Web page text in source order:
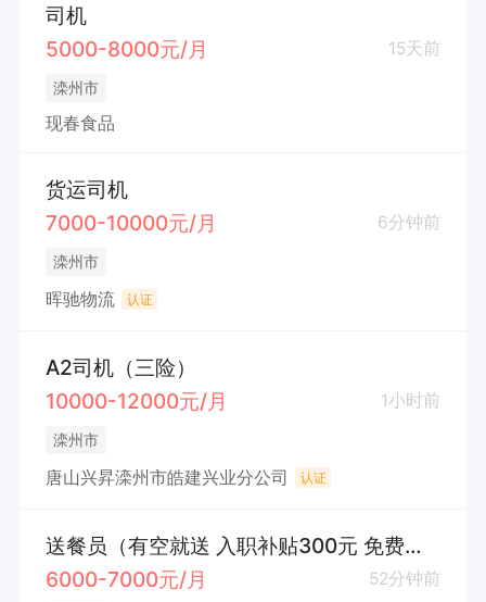
司机
5000-8000元/月
15天前
滦州市
现春食品
货运司机
7000-10000元/月
6分钟前
滦州市
晖驰物流 认证
A2司机（三险）
10000-12000元/月
1小时前
滦州市
唐山兴昇滦州市皓建兴业分公司 认证
送餐员（有空就送 入职补贴300元 免费提供电动车）
6000-7000元/月
52分钟前